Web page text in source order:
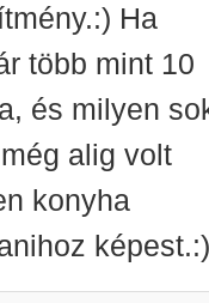
Ha
több mint 10
és milyen
alig volt
konyha